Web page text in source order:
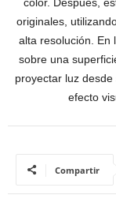
originales,
alta resolución. En
sobre una
proyectar luz
efecto
Compartir